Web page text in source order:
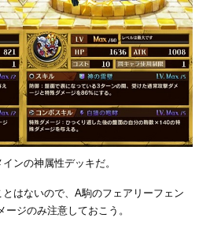
ンの神属性デッキだ。
はないので、A駒のフェアリーフェン
ジのみ注意しておこう。